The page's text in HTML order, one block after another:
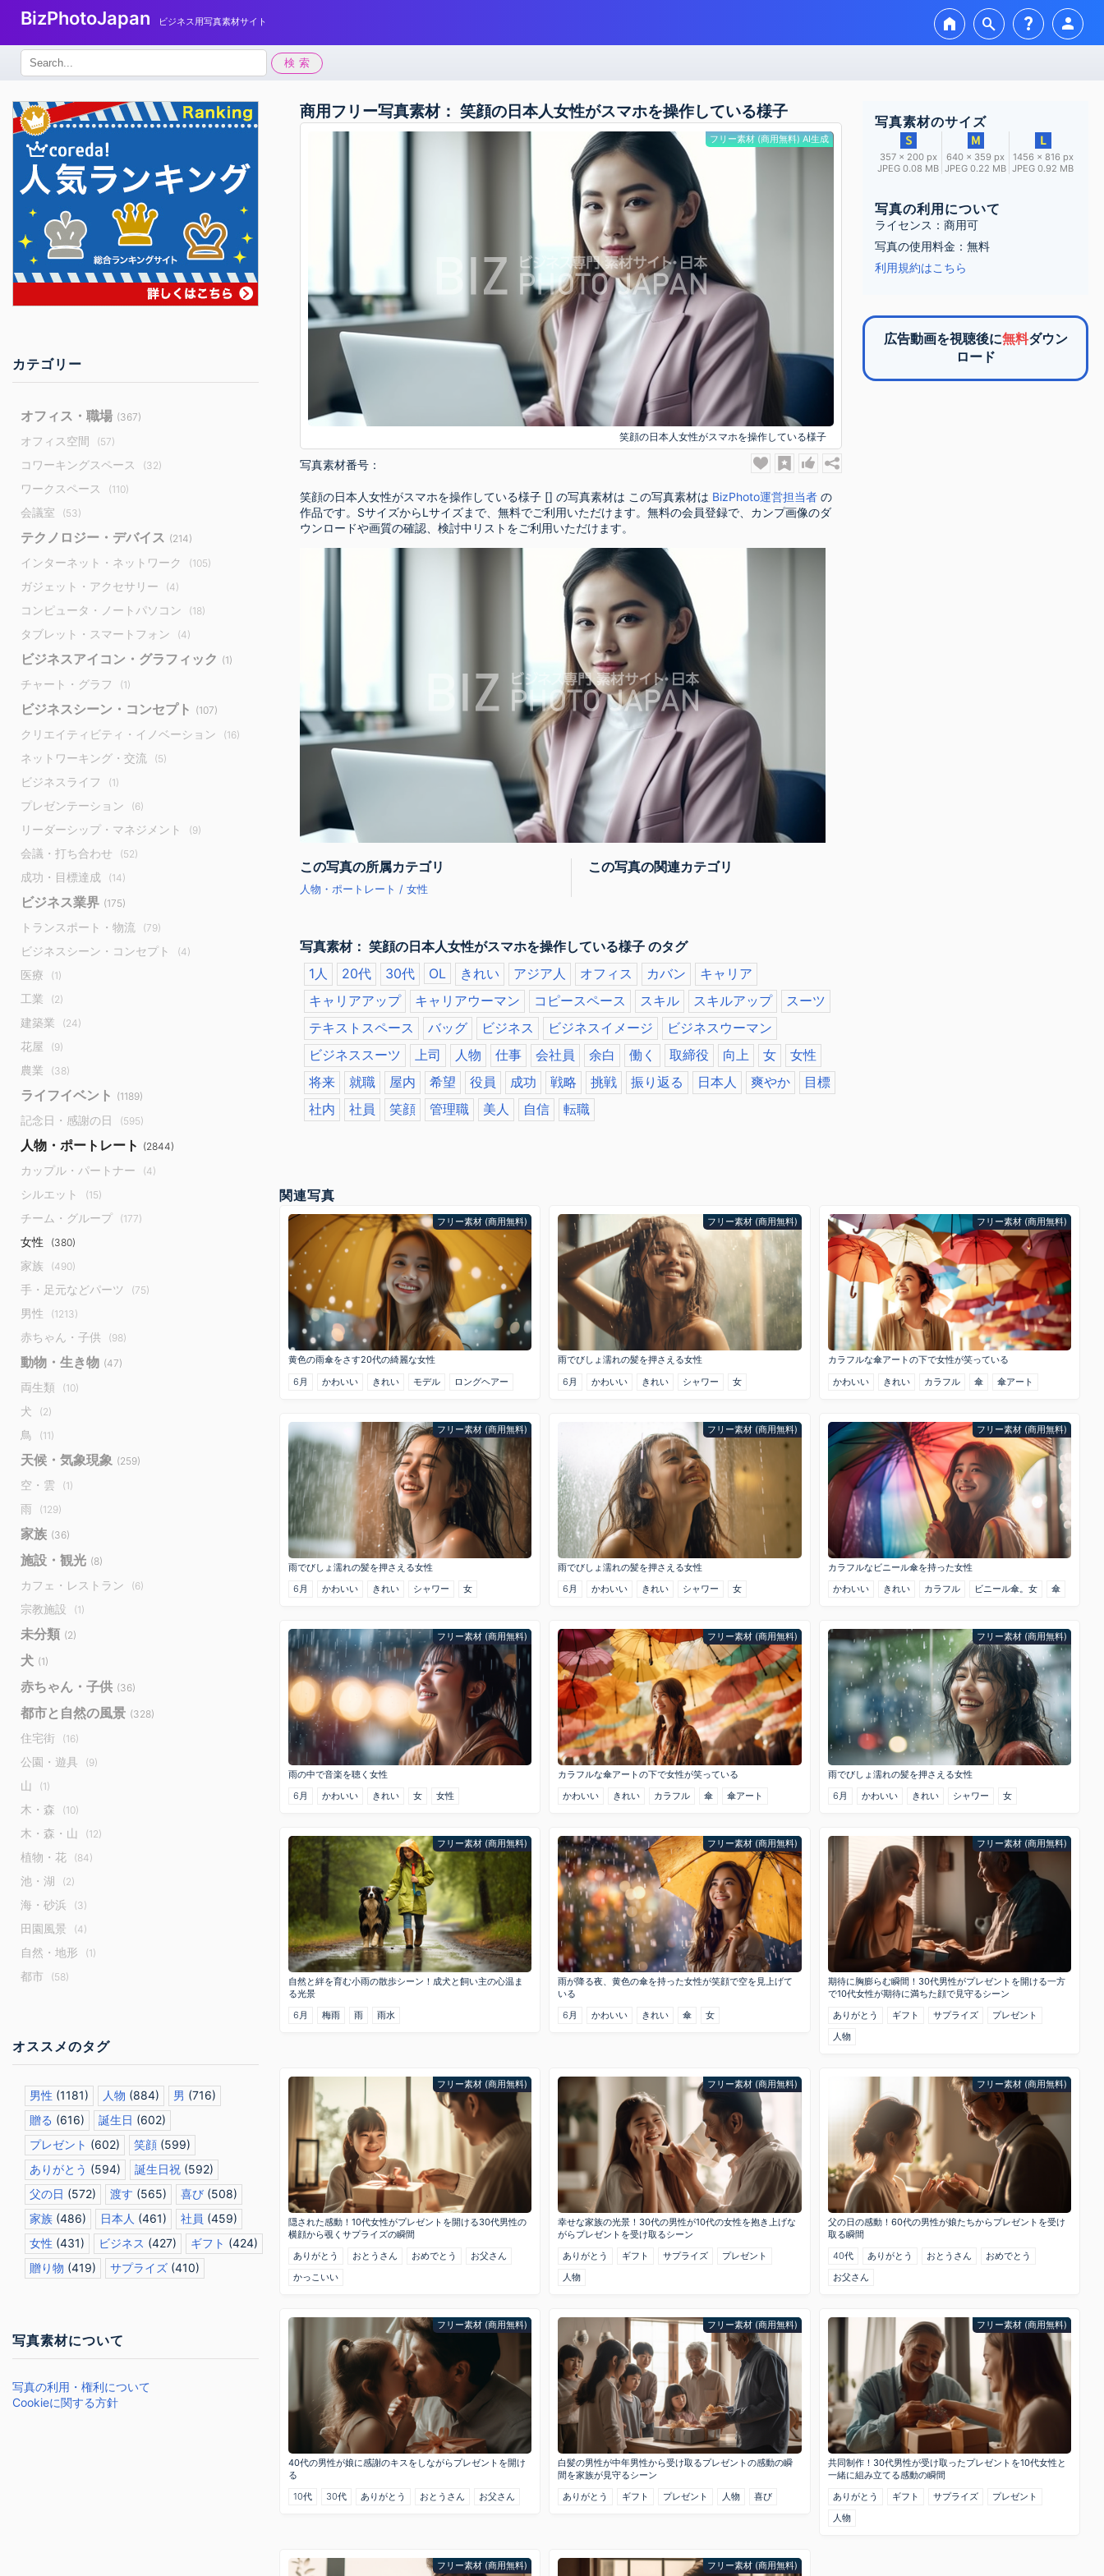
BizPhotoJapan ビジネス用写真素材サイト home search question_mark person
検
索:
検索
カテゴリー
オフィス・職場 (367)
オフィス空間 (57)
コワーキングスペース (32)
ワークスペース (110)
会議室 (53)
テクノロジー・デバイス (214)
インターネット・ネットワーク (105)
ガジェット・アクセサリー (4)
コンピュータ・ノートパソコン (18)
タブレット・スマートフォン (4)
ビジネスアイコン・グラフィック (1)
チャート・グラフ (1)
ビジネスシーン・コンセプト (107)
クリエイティビティ・イノベーション (16)
ネットワーキング・交流 (5)
ビジネスライフ (1)
プレゼンテーション (6)
リーダーシップ・マネジメント (9)
会議・打ち合わせ (52)
成功・目標達成 (14)
ビジネス業界 (175)
トランスポート・物流 (79)
ビジネスシーン・コンセプト (4)
医療 (1)
工業 (2)
建築業 (24)
花屋 (9)
農業 (38)
ライフイベント (1189)
記念日・感謝の日 (595)
人物・ポートレート (2844)
カップル・パートナー (4)
シルエット (15)
チーム・グループ (177)
女性 (380)
家族 (490)
手・足元などパーツ (75)
男性 (1213)
赤ちゃん・子供 (98)
動物・生き物 (47)
両生類 (10)
犬 (2)
鳥 (11)
天候・気象現象 (259)
空・雲 (1)
雨 (129)
家族 (36)
施設・観光 (8)
カフェ・レストラン (6)
宗教施設 (1)
未分類 (2)
犬 (1)
赤ちゃん・子供 (36)
都市と自然の風景 (328)
住宅街 (16)
公園・遊具 (9)
山 (1)
木・森 (10)
木・森・山 (12)
植物・花 (84)
池・湖 (2)
海・砂浜 (3)
田園風景 (4)
自然・地形 (1)
都市 (58)
オススメのタグ
男性 (1181) 人物 (884) 男 (716)
贈る (616) 誕生日 (602)
プレゼント (602) 笑顔 (599)
ありがとう (594) 誕生日祝 (592)
父の日 (572) 渡す (565) 喜び (508)
家族 (486) 日本人 (461) 社員 (459)
女性 (431) ビジネス (427) ギフト (424)
贈り物 (419) サプライズ (410)
写真素材について
写真の利用・権利について
Cookieに関する方針
商用フリー写真素材： 笑顔の日本人女性がスマホを操作している様子
フリー素材 (商用無料) AI生成
笑顔の日本人女性がスマホを操作している様子
写真素材番号：
笑顔の日本人女性がスマホを操作している様子 [] の写真素材は この写真素材は BizPhoto運営担当者 の
作品です。SサイズからLサイズまで、無料でご利用いただけます。無料の会員登録で、カンプ画像のダ
ウンロードや画質の確認、検討中リストをご利用いただけます。
この写真の所属カテゴリ
人物・ポートレート / 女性
この写真の関連カテゴリ
写真素材： 笑顔の日本人女性がスマホを操作している様子 のタグ
1人
20代 30代 OL きれい アジア人 オフィス カバン
キャリア
キャリアアップ
キャリアウーマン コピースペース スキル スキルアップ
スーツ
テキストスペース
バッグ ビジネス ビジネスイメージ
ビジネスウーマン
ビジネススーツ
上司 人物 仕事 会社員 余白 働く 取締役 向上 女
女性
将来
就職 屋内 希望 役員 成功 戦略 挑戦 振り返る 日本人 爽やか
目標
社内
社員 笑顔 管理職 美人 自信 転職
写真素材のサイズ
357 × 200 px
JPEG 0.08 MB
640 × 359 px
JPEG 0.22 MB
1456 × 816 px
JPEG 0.92 MB
写真の利用について
ライセンス：商用可
写真の使用料金：無料
利用規約はこちら
広告動画を視聴後に無料ダウン
ロード
関連写真
フリー素材 (商用無料)
黄色の雨傘をさす20代の綺麗な女性
6月
かわいい きれい モデル ロングヘアー
フリー素材 (商用無料)
雨でびしょ濡れの髪を押さえる女性
6月
かわいい きれい シャワー 女
フリー素材 (商用無料)
カラフルな傘アートの下で女性が笑っている
かわいい
きれい カラフル 傘 傘アート
フリー素材 (商用無料)
雨でびしょ濡れの髪を押さえる女性
6月
かわいい きれい シャワー 女
フリー素材 (商用無料)
雨でびしょ濡れの髪を押さえる女性
6月
かわいい きれい シャワー 女
フリー素材 (商用無料)
カラフルなビニール傘を持った女性
かわいい
きれい カラフル ビニール傘。女 傘
フリー素材 (商用無料)
雨の中で音楽を聴く女性
6月
かわいい きれい 女 女性
フリー素材 (商用無料)
カラフルな傘アートの下で女性が笑っている
かわいい
きれい カラフル 傘 傘アート
フリー素材 (商用無料)
雨でびしょ濡れの髪を押さえる女性
6月
かわいい きれい シャワー 女
フリー素材 (商用無料)
自然と絆を育む小雨の散歩シーン！成犬と飼い主の心温ま
る光景
6月
梅雨 雨 雨水
フリー素材 (商用無料)
雨が降る夜、黄色の傘を持った女性が笑顔で空を見上げて
いる
6月
かわいい きれい 傘 女
フリー素材 (商用無料)
期待に胸膨らむ瞬間！30代男性がプレゼントを開ける一方
で10代女性が期待に満ちた顔で見守るシーン
ありがとう
ギフト サプライズ
プレゼント
人物
フリー素材 (商用無料)
隠された感動！10代女性がプレゼントを開ける30代男性の
横顔から覗くサプライズの瞬間
ありがとう
おとうさん おめでとう
お父さん
かっこいい
フリー素材 (商用無料)
幸せな家族の光景！30代の男性が10代の女性を抱き上げな
がらプレゼントを受け取るシーン
ありがとう
ギフト サプライズ
プレゼント
人物
フリー素材 (商用無料)
父の日の感動！60代の男性が娘たちからプレゼントを受け
取る瞬間
40代
ありがとう おとうさん
おめでとう
お父さん
フリー素材 (商用無料)
40代の男性が娘に感謝のキスをしながらプレゼントを開け
る
10代
30代 ありがとう おとうさん お父さん
フリー素材 (商用無料)
白髪の男性が中年男性から受け取るプレゼントの感動の瞬
間を家族が見守るシーン
ありがとう
ギフト プレゼント 人物 喜び
フリー素材 (商用無料)
共同制作！30代男性が受け取ったプレゼントを10代女性と
一緒に組み立てる感動の瞬間
ありがとう
ギフト サプライズ
プレゼント
人物
フリー素材 (商用無料) フリー素材 (商用無料)